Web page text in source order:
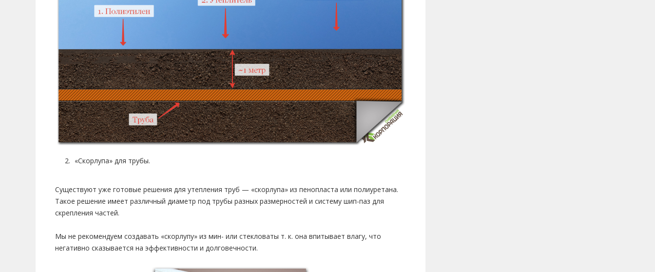
«Скорлупа» для трубы.
Существуют уже готовые решения для утепления труб — «скорлупа» из пенопласта или полиуретана.
Такое решение имеет различный диаметр под трубы разных размерностей и систему шип-паз для
скрепления частей.
Мы не рекомендуем создавать «скорлупу» из мин- или стекловаты т. к. она впитывает влагу, что
негативно сказывается на эффективности и долговечности.